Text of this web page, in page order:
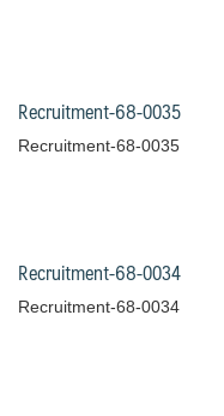
Recruitment-68-0035
Recruitment-68-0035
Recruitment-68-0034
Recruitment-68-0034